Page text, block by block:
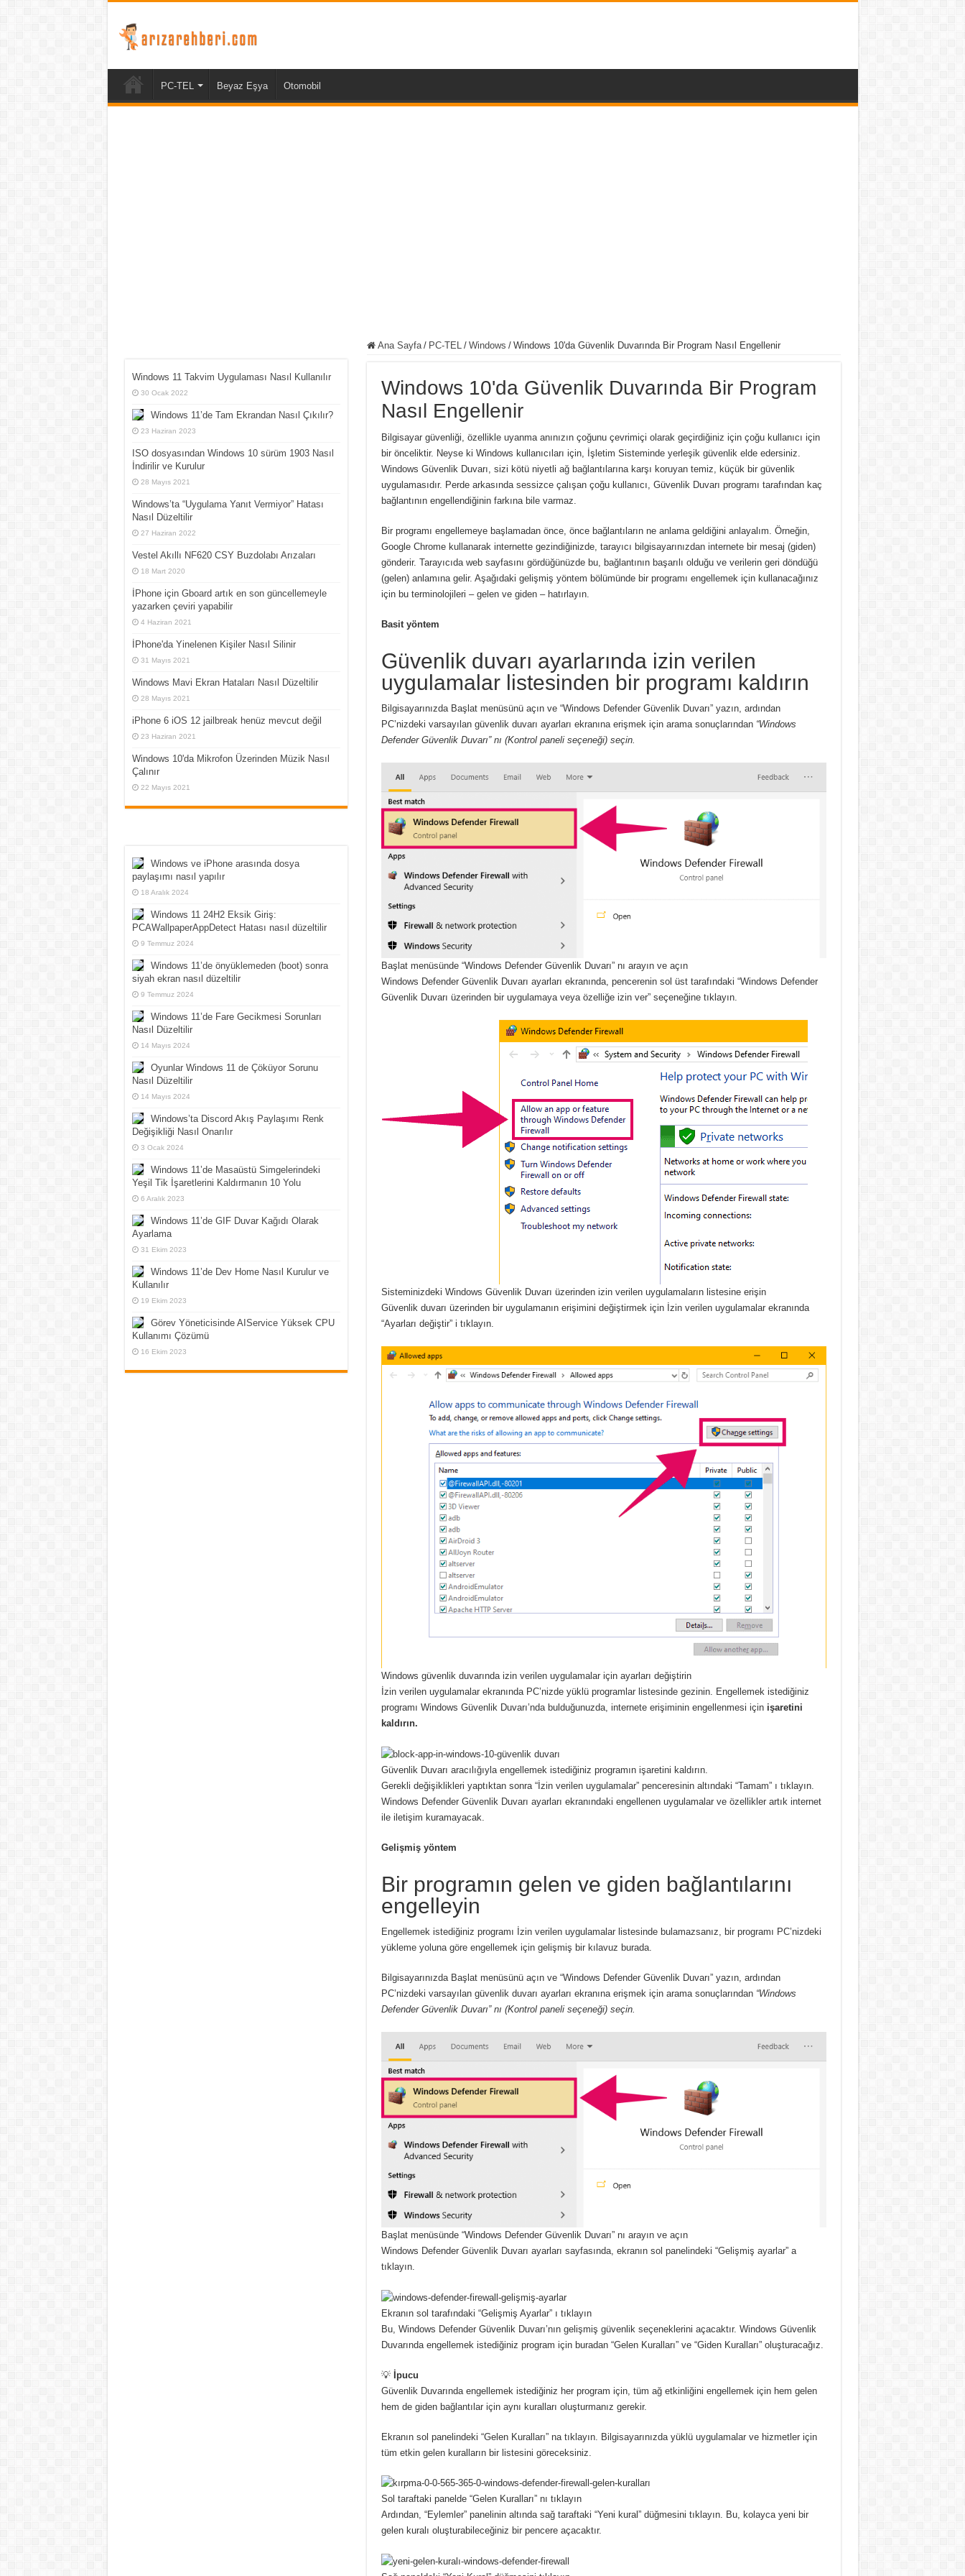
PC-TEL Beyaz Eşya Otomobil
Ana Sayfa / PC-TEL / Windows / Windows 10'da Güvenlik Duvarında Bir Program Nasıl Engellenir
Windows 10'da Güvenlik Duvarında Bir Program
Nasıl Engellenir
Bilgisayar güvenliği, özellikle uyanma anınızın çoğunu çevrimiçi olarak geçirdiğiniz için çoğu kullanıcı için
bir önceliktir. Neyse ki Windows kullanıcıları için, İşletim Sisteminde yerleşik güvenlik elde edersiniz.
Windows Güvenlik Duvarı, sizi kötü niyetli ağ bağlantılarına karşı koruyan temiz, küçük bir güvenlik
uygulamasıdır. Perde arkasında sessizce çalışan çoğu kullanıcı, Güvenlik Duvarı programı tarafından kaç
bağlantının engellendiğinin farkına bile varmaz.
Bir programı engellemeye başlamadan önce, önce bağlantıların ne anlama geldiğini anlayalım. Örneğin,
Google Chrome kullanarak internette gezindiğinizde, tarayıcı bilgisayarınızdan internete bir mesaj (giden)
gönderir. Tarayıcıda web sayfasını gördüğünüzde bu, bağlantının başarılı olduğu ve verilerin geri döndüğü
(gelen) anlamına gelir. Aşağıdaki gelişmiş yöntem bölümünde bir programı engellemek için kullanacağınız
için bu terminolojileri – gelen ve giden – hatırlayın.
Basit yöntem
Güvenlik duvarı ayarlarında izin verilen
uygulamalar listesinden bir programı kaldırın
Bilgisayarınızda Başlat menüsünü açın ve “Windows Defender Güvenlik Duvarı” yazın, ardından
PC’nizdeki varsayılan güvenlik duvarı ayarları ekranına erişmek için arama sonuçlarından “Windows
Defender Güvenlik Duvarı” nı (Kontrol paneli seçeneği) seçin.
Başlat menüsünde “Windows Defender Güvenlik Duvarı” nı arayın ve açın
Windows Defender Güvenlik Duvarı ayarları ekranında, pencerenin sol üst tarafındaki “Windows Defender
Güvenlik Duvarı üzerinden bir uygulamaya veya özelliğe izin ver” seçeneğine tıklayın.
Sisteminizdeki Windows Güvenlik Duvarı üzerinden izin verilen uygulamaların listesine erişin
Güvenlik duvarı üzerinden bir uygulamanın erişimini değiştirmek için İzin verilen uygulamalar ekranında
“Ayarları değiştir” i tıklayın.
Windows güvenlik duvarında izin verilen uygulamalar için ayarları değiştirin
İzin verilen uygulamalar ekranında PC’nizde yüklü programlar listesinde gezinin. Engellemek istediğiniz
programı Windows Güvenlik Duvarı’nda bulduğunuzda, internete erişiminin engellenmesi için işaretini
kaldırın.
Güvenlik Duvarı aracılığıyla engellemek istediğiniz programın işaretini kaldırın.
Gerekli değişiklikleri yaptıktan sonra “İzin verilen uygulamalar” penceresinin altındaki “Tamam” ı tıklayın.
Windows Defender Güvenlik Duvarı ayarları ekranındaki engellenen uygulamalar ve özellikler artık internet
ile iletişim kuramayacak.
Gelişmiş yöntem
Bir programın gelen ve giden bağlantılarını
engelleyin
Engellemek istediğiniz programı İzin verilen uygulamalar listesinde bulamazsanız, bir programı PC’nizdeki
yükleme yoluna göre engellemek için gelişmiş bir kılavuz burada.
Bilgisayarınızda Başlat menüsünü açın ve “Windows Defender Güvenlik Duvarı” yazın, ardından
PC’nizdeki varsayılan güvenlik duvarı ayarları ekranına erişmek için arama sonuçlarından “Windows
Defender Güvenlik Duvarı” nı (Kontrol paneli seçeneği) seçin.
Başlat menüsünde “Windows Defender Güvenlik Duvarı” nı arayın ve açın
Windows Defender Güvenlik Duvarı ayarları sayfasında, ekranın sol panelindeki “Gelişmiş ayarlar” a
tıklayın.
Ekranın sol tarafındaki “Gelişmiş Ayarlar” ı tıklayın
Bu, Windows Defender Güvenlik Duvarı’nın gelişmiş güvenlik seçeneklerini açacaktır. Windows Güvenlik
Duvarında engellemek istediğiniz program için buradan “Gelen Kuralları” ve “Giden Kuralları” oluşturacağız.
💡 İpucu
Güvenlik Duvarında engellemek istediğiniz her program için, tüm ağ etkinliğini engellemek için hem gelen
hem de giden bağlantılar için aynı kuralları oluşturmanız gerekir.
Ekranın sol panelindeki “Gelen Kuralları” na tıklayın. Bilgisayarınızda yüklü uygulamalar ve hizmetler için
tüm etkin gelen kuralların bir listesini göreceksiniz.
Sol taraftaki panelde “Gelen Kuralları” nı tıklayın
Ardından, “Eylemler” panelinin altında sağ taraftaki “Yeni kural” düğmesini tıklayın. Bu, kolayca yeni bir
gelen kuralı oluşturabileceğiniz bir pencere açacaktır.
Windows 11 Takvim Uygulaması Nasıl Kullanılır
30 Ocak 2022
Windows 11’de Tam Ekrandan Nasıl Çıkılır?
23 Haziran 2023
ISO dosyasından Windows 10 sürüm 1903 Nasıl
İndirilir ve Kurulur
28 Mayıs 2021
Windows’ta “Uygulama Yanıt Vermiyor” Hatası
Nasıl Düzeltilir
27 Haziran 2022
Vestel Akıllı NF620 CSY Buzdolabı Arızaları
18 Mart 2020
İPhone için Gboard artık en son güncellemeyle
yazarken çeviri yapabilir
4 Haziran 2021
İPhone'da Yinelenen Kişiler Nasıl Silinir
31 Mayıs 2021
Windows Mavi Ekran Hataları Nasıl Düzeltilir
28 Mayıs 2021
iPhone 6 iOS 12 jailbreak henüz mevcut değil
23 Haziran 2021
Windows 10'da Mikrofon Üzerinden Müzik Nasıl
Çalınır
22 Mayıs 2021
Windows ve iPhone arasında dosya
paylaşımı nasıl yapılır
18 Aralık 2024
Windows 11 24H2 Eksik Giriş:
PCAWallpaperAppDetect Hatası nasıl düzeltilir
9 Temmuz 2024
Windows 11’de önyüklemeden (boot) sonra
siyah ekran nasıl düzeltilir
9 Temmuz 2024
Windows 11’de Fare Gecikmesi Sorunları
Nasıl Düzeltilir
14 Mayıs 2024
Oyunlar Windows 11 de Çöküyor Sorunu
Nasıl Düzeltilir
14 Mayıs 2024
Windows’ta Discord Akış Paylaşımı Renk
Değişikliği Nasıl Onarılır
3 Ocak 2024
Windows 11’de Masaüstü Simgelerindeki
Yeşil Tik İşaretlerini Kaldırmanın 10 Yolu
6 Aralık 2023
Windows 11’de GIF Duvar Kağıdı Olarak
Ayarlama
31 Ekim 2023
Windows 11’de Dev Home Nasıl Kurulur ve
Kullanılır
19 Ekim 2023
Görev Yöneticisinde AIService Yüksek CPU
Kullanımı Çözümü
16 Ekim 2023